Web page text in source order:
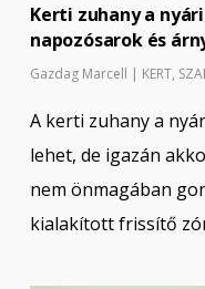
Kerti zuhany a
napozósarok és
Gazdag Marcell | KERT,
A kerti zuhany a
lehet, de igazán
nem önmagában
kialakított frissítő